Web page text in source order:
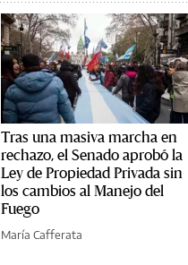
Tras una masiva marcha en
rechazo, el Senado aprobó la
Ley de Propiedad Privada sin
los cambios al Manejo del
Fuego
María Cafferata